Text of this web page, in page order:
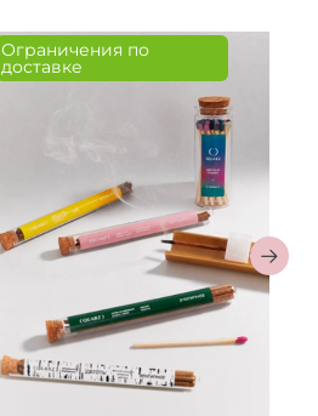
Ограничения по
доставке